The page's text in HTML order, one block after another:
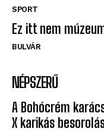
SPORT
Ez itt nem
BULVÁR
NÉPSZERŰ
A Bohócrém
X karikás